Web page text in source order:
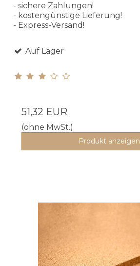
- sichere Zahlungen!
- kostengünstige Lieferung!
- Express-Versand!
Auf Lager
51,32 EUR
(ohne MwSt.)
Produkt anzeigen